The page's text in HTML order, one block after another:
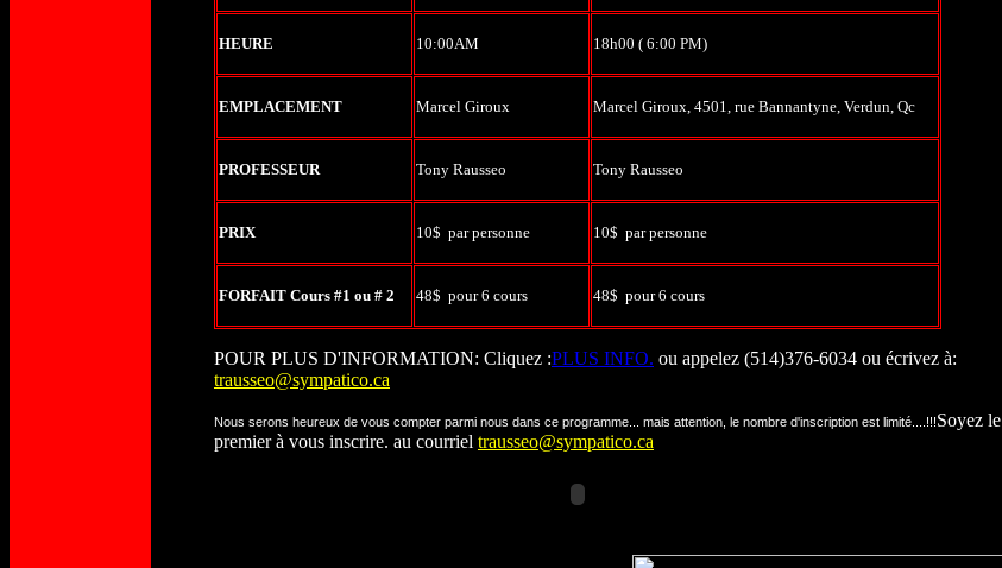
HEURE 10:00AM 18h00 ( 6:00 PM)
EMPLACEMENT Marcel Giroux Marcel Giroux, 4501, rue Bannantyne, Verdun, Qc
PROFESSEUR Tony Rausseo Tony Rausseo
PRIX 10$ par personne 10$ par personne
FORFAIT Cours #1 ou # 2 48$ pour 6 cours 48$ pour 6 cours
POUR PLUS D'INFORMATION: Cliquez :PLUS INFO. ou appelez (514)376-6034 ou écrivez à:
trausseo@sympatico.ca
Nous serons heureux de vous compter parmi nous dans ce programme... mais attention, le nombre d'inscription est limité....!!!Soyez le
premier à vous inscrire. au courriel trausseo@sympatico.ca